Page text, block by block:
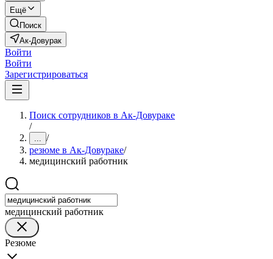
Ещё
Поиск
Ак-Довурак
Войти
Войти
Зарегистрироваться
Поиск сотрудников в Ак-Довураке
/
... /
резюме в Ак-Довураке/
медицинский работник
медицинский работник
Резюме